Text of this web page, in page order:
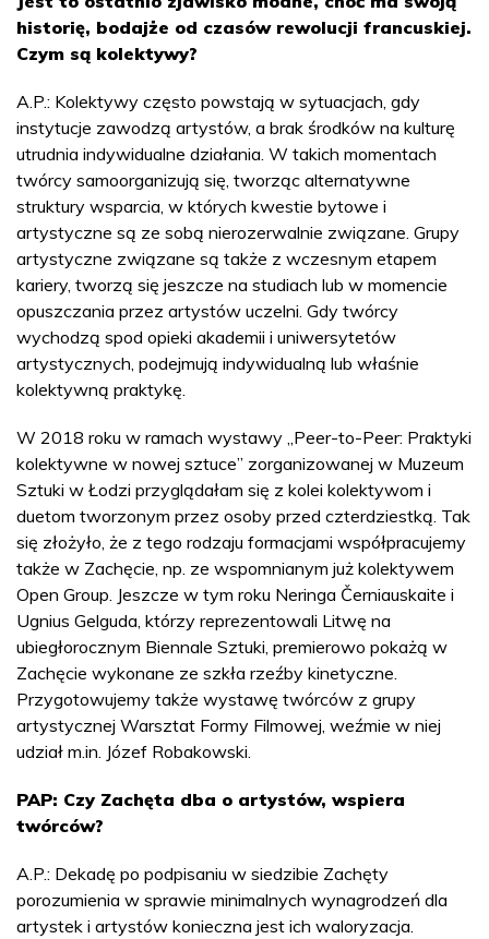
historię, bodajże od czasów rewolucji francuskiej.
Czym są kolektywy?
A.P.: Kolektywy często powstają w sytuacjach, gdy
instytucje zawodzą artystów, a brak środków na kulturę
utrudnia indywidualne działania. W takich momentach
twórcy samoorganizują się, tworząc alternatywne
struktury wsparcia, w których kwestie bytowe i
artystyczne są ze sobą nierozerwalnie związane. Grupy
artystyczne związane są także z wczesnym etapem
kariery, tworzą się jeszcze na studiach lub w momencie
opuszczania przez artystów uczelni. Gdy twórcy
wychodzą spod opieki akademii i uniwersytetów
artystycznych, podejmują indywidualną lub właśnie
kolektywną praktykę.
W 2018 roku w ramach wystawy „Peer-to-Peer: Praktyki
kolektywne w nowej sztuce” zorganizowanej w Muzeum
Sztuki w Łodzi przyglądałam się z kolei kolektywom i
duetom tworzonym przez osoby przed czterdziestką. Tak
się złożyło, że z tego rodzaju formacjami współpracujemy
także w Zachęcie, np. ze wspomnianym już kolektywem
Open Group. Jeszcze w tym roku Neringa Černiauskaite i
Ugnius Gelguda, którzy reprezentowali Litwę na
ubiegłorocznym Biennale Sztuki, premierowo pokażą w
Zachęcie wykonane ze szkła rzeźby kinetyczne.
Przygotowujemy także wystawę twórców z grupy
artystycznej Warsztat Formy Filmowej, weźmie w niej
udział m.in. Józef Robakowski.
PAP: Czy Zachęta dba o artystów, wspiera
twórców?
A.P.: Dekadę po podpisaniu w siedzibie Zachęty
porozumienia w sprawie minimalnych wynagrodzeń dla
artystek i artystów konieczna jest ich waloryzacja.